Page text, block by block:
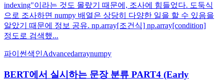
indexing"이라는 것도 몰랐기 때문에, 조사에 힘들었다. 도둑식
으로 조사하면 numpy 배열은 상당히 다양한 일을 할 수 있음을
알았기 때문에 정보 공유. np.array[조건식] np.array[condition]
정도로 검색했...
파이썬색인Advancedarraynumpy
BERT에서 실시하는 문장 분류 PART4 (Early